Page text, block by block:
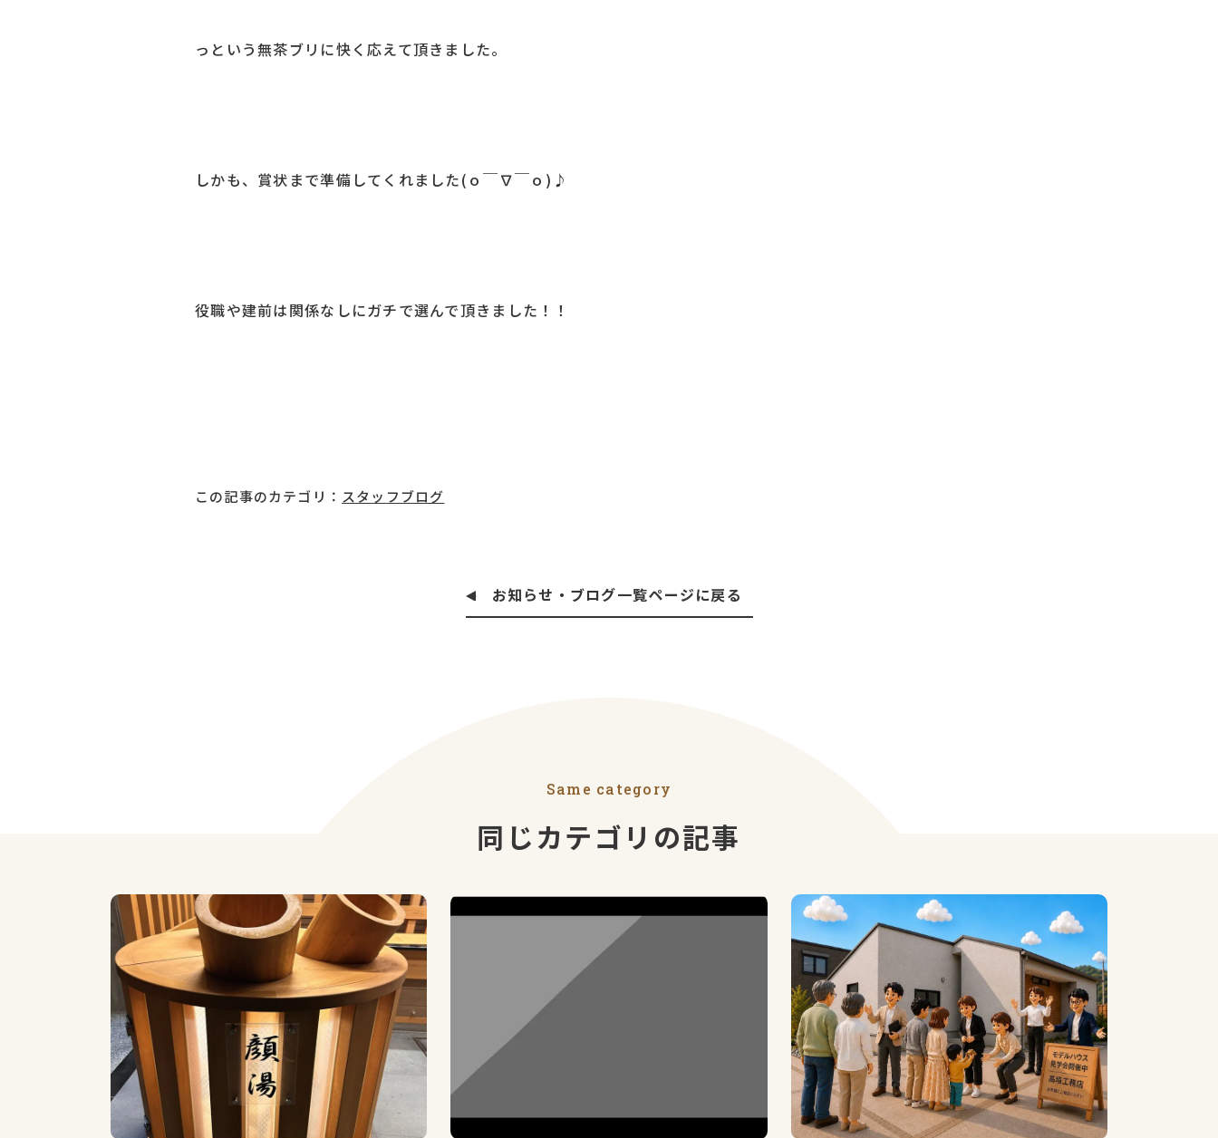
っという無茶ブリに快く応えて頂きました。
しかも、賞状まで準備してくれました(ｏ￣∇￣ｏ)♪
役職や建前は関係なしにガチで選んで頂きました！！
この記事のカテゴリ： スタッフブログ
お知らせ・ブログ一覧ページに戻る
Same category
同じカテゴリの記事